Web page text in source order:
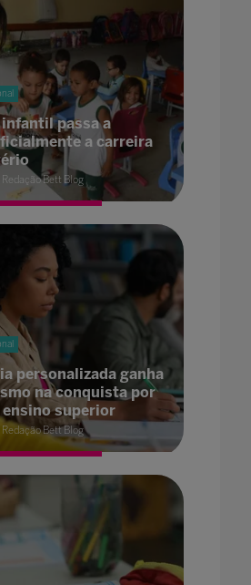
passa a
a carreira
Redação Bett Blog
personalizada ganha
na conquista por
superior
Redação Bett Blog